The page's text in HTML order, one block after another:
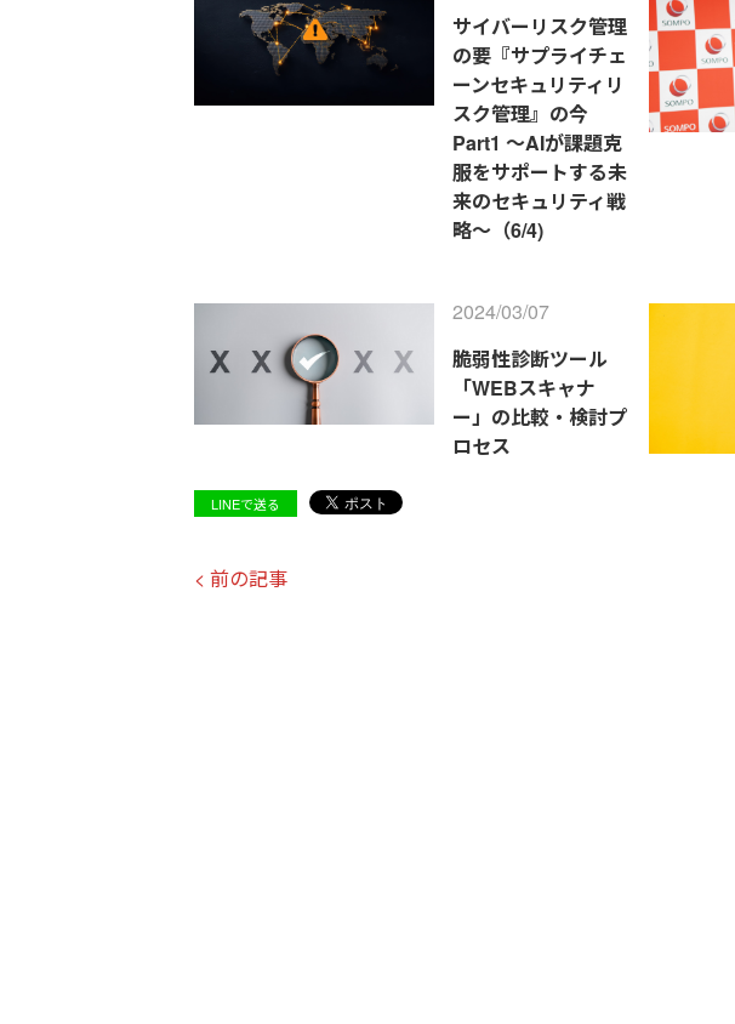
サイバーリスク管理
の要『サプライチェ
ーンセキュリティリ
スク管理』の今
Part1 ～AIが課題克
服をサポートする未
来のセキュリティ戦
略～（6/4)
2024/03/07
脆弱性診断ツール
「WEBスキャナ
ー」の比較・検討プ
ロセス
LINEで送る
< 前の記事